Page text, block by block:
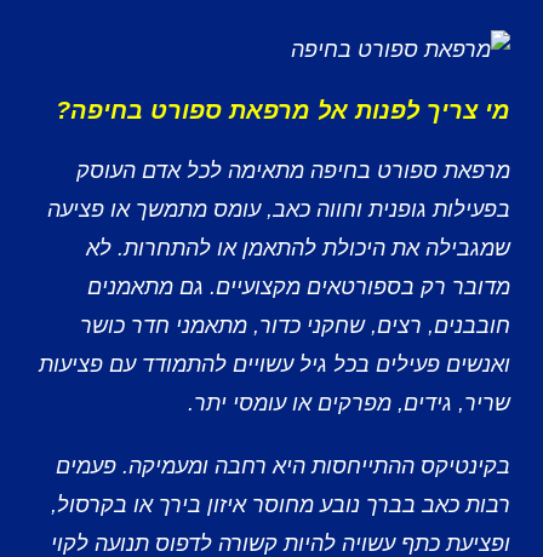
מי צריך לפנות אל מרפאת ספורט בחיפה?
מרפאת ספורט בחיפה מתאימה לכל אדם העוסק
בפעילות גופנית וחווה כאב, עומס מתמשך או פציעה
שמגבילה את היכולת להתאמן או להתחרות. לא
מדובר רק בספורטאים מקצועיים. גם מתאמנים
חובבנים, רצים, שחקני כדור, מתאמני חדר כושר
ואנשים פעילים בכל גיל עשויים להתמודד עם פציעות
שריר, גידים, מפרקים או עומסי יתר.
בקינטיקס ההתייחסות היא רחבה ומעמיקה. פעמים
רבות כאב בברך נובע מחוסר איזון בירך או בקרסול,
ופציעת כתף עשויה להיות קשורה לדפוס תנועה לקוי